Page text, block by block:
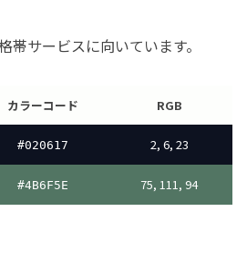
帯サービスに向いています。
カラーコード RGB
#020617 2, 6, 23
#4B6F5E 75, 111, 94